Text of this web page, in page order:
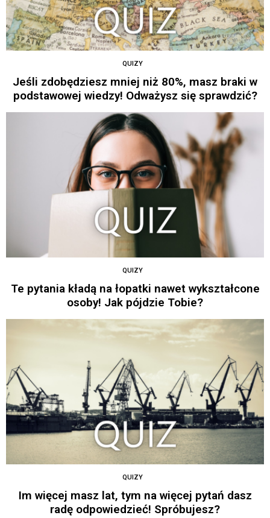
QUIZY
Jeśli zdobędziesz mniej niż 80%, masz braki w
podstawowej wiedzy! Odważysz się sprawdzić?
QUIZY
Te pytania kładą na łopatki nawet wykształcone
osoby! Jak pójdzie Tobie?
QUIZY
Im więcej masz lat, tym na więcej pytań dasz
radę odpowiedzieć! Spróbujesz?